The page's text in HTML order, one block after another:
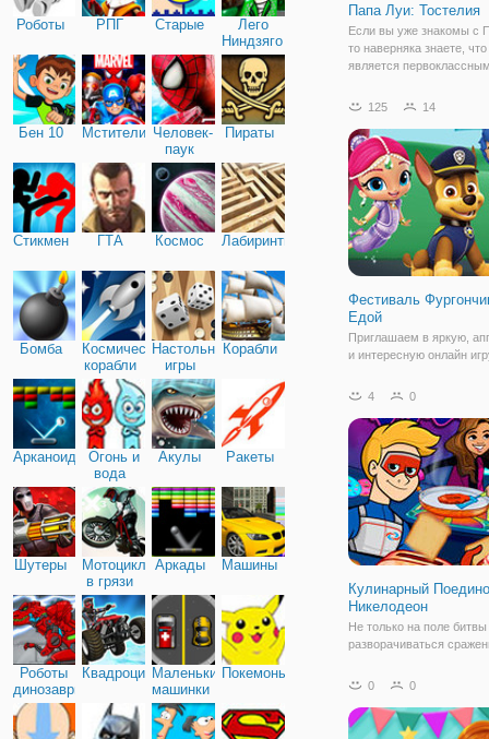
Роботы РПГ Старые
Лего
Ниндзяго
Бен 10 Мстители Человек-
паук
Пираты
Стикмен ГТА Космос Лабиринты
Бомба
Космические
корабли
Настольные
игры
Корабли
Арканоид
Огонь и
вода
Акулы Ракеты
Шутеры
Мотоциклы
в грязи
Аркады Машины
Роботы
динозавры
КвадроциклыМаленькие
машинки
Покемоны
Папа Луи: Тостелия
Если вы уже знакомы с
то наверняка знаете,
является
открывает все новые и
Луи: Тостелия" - это
аркада, которая
125 14
Фестиваль
Едой
Приглашаем в яркую,
и интересную онлайн
Это простая игра для
аркады. Здесь вы
знакомых персонажей
мультсериалов, как
4 0
Кулинарный
Никелодеон
Не только на поле битвы
разворачиваться
онлайн игре "Кулинарный
увлекательная и
аркада, представленная
0 0